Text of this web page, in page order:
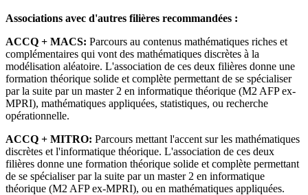
Associations avec d'autres filières recommandées :
ACCQ + MACS: Parcours au contenus mathématiques riches et
complémentaires qui vont des mathématiques discrètes à la
modélisation aléatoire. L'association de ces deux filières donne une
formation théorique solide et complète permettant de se spécialiser
par la suite par un master 2 en informatique théorique (M2 AFP ex-
MPRI), mathématiques appliquées, statistiques, ou recherche
opérationnelle.
ACCQ + MITRO: Parcours mettant l'accent sur les mathématiques
discrètes et l'informatique théorique. L'association de ces deux
filières donne une formation théorique solide et complète permettant
de se spécialiser par la suite par un master 2 en informatique
théorique (M2 AFP ex-MPRI), ou en mathématiques appliquées.